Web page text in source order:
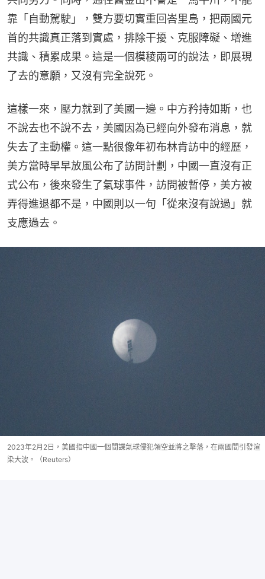
靠「自動駕駛」，雙方要切實重回峇里島，把兩國元
首的共識真正落到實處，排除干擾、克服障礙、增進
共識、積累成果。這是一個模稜兩可的說法，即展現
了去的意願，又沒有完全說死。
這樣一來，壓力就到了美國一邊。中方矜持如斯，也
不說去也不說不去，美國因為已經向外發布消息，就
失去了主動權。這一點很像年初布林肯訪中的經歷，
美方當時早早放風公布了訪問計劃，中國一直沒有正
式公布，後來發生了氣球事件，訪問被暫停，美方被
弄得進退都不是，中國則以一句「從來沒有說過」就
支應過去。
2023年2月2日，美國指中國一個間諜氣球侵犯領空並將之擊落，在兩國間引發渲
染大波。（Reuters）